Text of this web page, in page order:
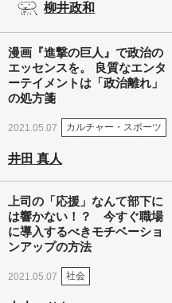
柳井政和
漫画『進撃の巨人』で政治の
エッセンスを。 良質なエンタ
ーテイメントは「政治離れ」
の処方箋
2021.05.07 カルチャー・スポーツ
井田 真人
上司の「応援」なんて部下に
は響かない！？ 今すぐ職場
に導入するべきモチベーショ
ンアップの方法
2021.05.07 社会